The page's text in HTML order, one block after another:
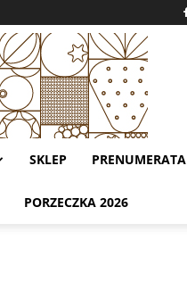
SKLEP PRENUMERATA
PORZECZKA 2026